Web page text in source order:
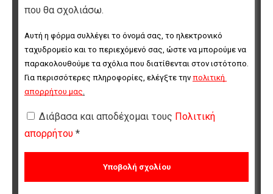
που θα σχολιάσω.
Αυτή η φόρμα συλλέγει το όνομά σας, το ηλεκτρονικό
ταχυδρομείο και το περιεχόμενό σας, ώστε να μπορούμε να
παρακολουθούμε τα σχόλια που διατίθενται στον ιστότοπο.
Για περισσότερες πληροφορίες, ελέγξτε την πολιτική
απορρήτου μας.
Διάβασα και αποδέχομαι τους Πολιτική
απορρήτου *